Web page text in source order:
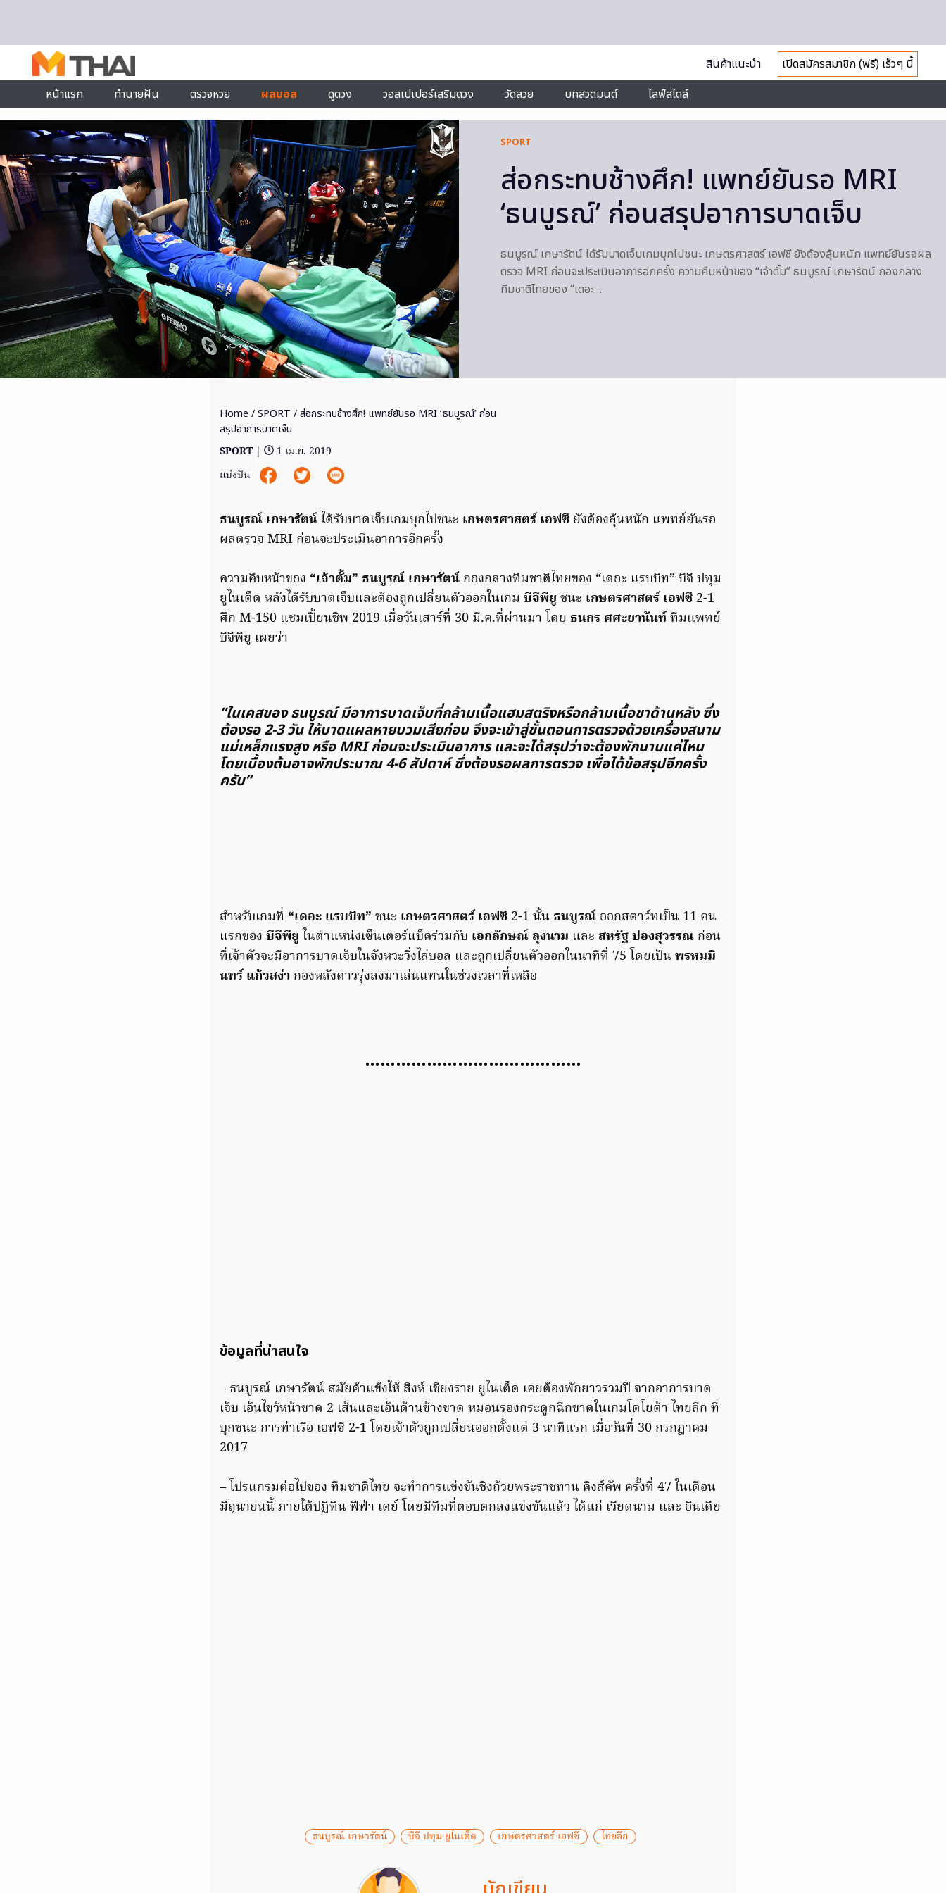
สินค้าแนะนำ
เปิดสมัครสมาชิก (ฟรี) เร็วๆ นี้
หน้าแรก
ทำนายฝัน ตรวจหวย ผลบอล ดูดวง วอลเปเปอร์เสริมดวง วัดสวย บทสวดมนต์ ไลฟ์สไตล์
SPORT
ส่อกระทบช้างศึก! แพทย์ยันรอ MRI
‘ธนบูรณ์’ ก่อนสรุปอาการบาดเจ็บ
ธนบูรณ์ เกษารัตน์ ได้รับบาดเจ็บเกมบุกไปชนะ เกษตรศาสตร์ เอฟซี ยังต้องลุ้นหนัก แพทย์ยันรอผล
ตรวจ MRI ก่อนจะประเมินอาการอีกครั้ง ความคืบหน้าของ “เจ้าตั้ม” ธนบูรณ์ เกษารัตน์ กองกลาง
ทีมชาติไทยของ “เดอะ…
Home /SPORT / ส่อกระทบช้างศึก! แพทย์ยันรอ MRI ‘ธนบูรณ์’ ก่อน
สรุปอาการบาดเจ็บ
SPORT |
1 เม.ย. 2019
แบ่งปัน
ธนบูรณ์ เกษารัตน์ ได้รับบาดเจ็บเกมบุกไปชนะ เกษตรศาสตร์ เอฟซี ยังต้องลุ้นหนัก แพทย์ยันรอ
ผลตรวจ MRI ก่อนจะประเมินอาการอีกครั้ง
ความคืบหน้าของ “เจ้าตั้ม” ธนบูรณ์ เกษารัตน์ กองกลางทีมชาติไทยของ “เดอะ แรบบิท” บีจี ปทุม
ยูไนเต็ด หลังได้รับบาดเจ็บและต้องถูกเปลี่ยนตัวออกในเกม บีจีพียู ชนะ เกษตรศาสตร์ เอฟซี 2-1
ศึก M-150 แชมเปี้ยนชิพ 2019 เมื่อวันเสาร์ที่ 30 มี.ค.ที่ผ่านมา โดย ธนกร ศศะยานันท์ทีมแพทย์
บีจีพียู เผยว่า
“ในเคสของ ธนบูรณ์ มีอาการบาดเจ็บที่กล้ามเนื้อแฮมสตริงหรือกล้ามเนื้อขาด้านหลัง ซึ่ง
ต้องรอ 2-3 วัน ให้บาดแผลหายบวมเสียก่อน จึงจะเข้าสู่ขั้นตอนการตรวจด้วยเครื่องสนาม
แม่เหล็กแรงสูง หรือ MRI ก่อนจะประเมินอาการ และจะได้สรุปว่าจะต้องพักนานแค่ไหน
โดยเบื้องต้นอาจพักประมาณ 4-6 สัปดาห์ ซึ่งต้องรอผลการตรวจ เพื่อได้ข้อสรุปอีกครั้ง
ครับ”
สำหรับเกมที่ “เดอะ แรบบิท” ชนะ เกษตรศาสตร์ เอฟซี 2-1 นั้น ธนบูรณ์ ออกสตาร์ทเป็น 11 คน
แรกของ บีจีพียูในตำแหน่งเซ็นเตอร์แบ็คร่วมกับ เอกลักษณ์ ลุงนาม และ สหรัฐ ปองสุวรรณ ก่อน
ที่เจ้าตัวจะมีอาการบาดเจ็บในจังหวะวิ่งไล่บอล และถูกเปลี่ยนตัวออกในนาทีที่ 75 โดยเป็นพรหมมิ
นทร์ แก้วสง่า กองหลังดาวรุ่งลงมาเล่นแทนในช่วงเวลาที่เหลือ
……………………………………
ข้อมูลที่น่าสนใจ
– ธนบูรณ์ เกษารัตน์ สมัยค้าแข้งให้ สิงห์ เชียงราย ยูไนเต็ด เคยต้องพักยาวรวมปี จากอาการบาด
เจ็บ เอ็นไขว้หน้าขาด 2 เส้นและเอ็นด้านข้างขาด หมอนรองกระดูกฉีกขาดในเกมโตโยต้า ไทยลีก ที่
บุกชนะ การท่าเรือ เอฟซี 2-1 โดยเจ้าตัวถูกเปลี่ยนออกตั้งแต่ 3 นาทีแรก เมื่อวันที่ 30 กรกฎาคม
2017
– โปรแกรมต่อไปของ ทีมชาติไทย จะทำการแข่งขันชิงถ้วยพระราชทาน คิงส์คัพ ครั้งที่ 47 ในเดือน
มิถุนายนนี้ ภายใต้ปฏิทิน ฟีฟ่า เดย์ โดยมีทีมที่ตอบตกลงแข่งขันแล้ว ได้แก่ เวียดนาม และ อินเดีย
ธนบูรณ์ เกษารัตน์ บีจี ปทุม ยูไนเต็ด เกษตรศาสตร์ เอฟซี ไทยลีก